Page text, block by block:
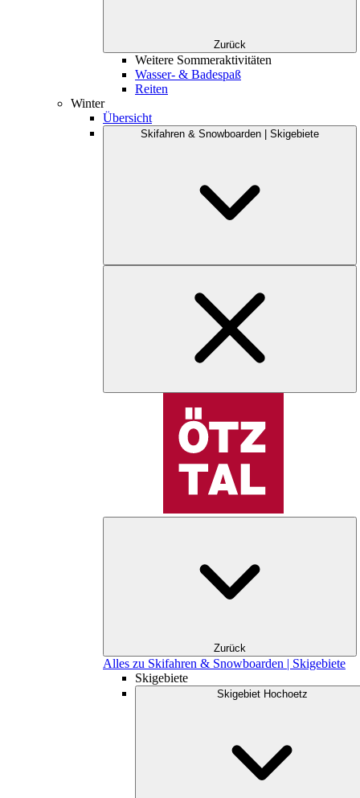
Zurück
Weitere Sommeraktivitäten
Wasser- & Badespaß
Reiten
Winter
Übersicht
Skifahren & Snowboarden | Skigebiete
Zurück
Alles zu Skifahren & Snowboarden | Skigebiete
Skigebiete
Skigebiet Hochoetz